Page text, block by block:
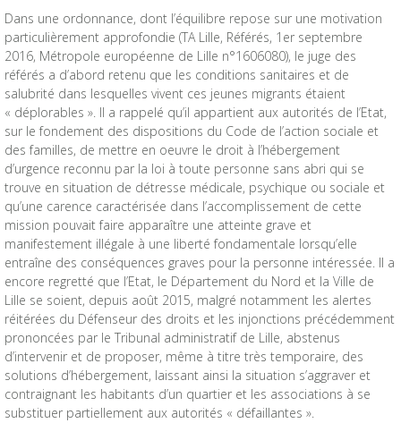
Dans une ordonnance, dont l’équilibre repose sur une motivation
particulièrement approfondie (TA Lille, Référés, 1er septembre
2016, Métropole européenne de Lille n°1606080), le juge des
référés a d’abord retenu que les conditions sanitaires et de
salubrité dans lesquelles vivent ces jeunes migrants étaient
« déplorables ». Il a rappelé qu’il appartient aux autorités de l’Etat,
sur le fondement des dispositions du Code de l’action sociale et
des familles, de mettre en oeuvre le droit à l’hébergement
d’urgence reconnu par la loi à toute personne sans abri qui se
trouve en situation de détresse médicale, psychique ou sociale et
qu’une carence caractérisée dans l’accomplissement de cette
mission pouvait faire apparaître une atteinte grave et
manifestement illégale à une liberté fondamentale lorsqu’elle
entraîne des conséquences graves pour la personne intéressée. Il a
encore regretté que l’Etat, le Département du Nord et la Ville de
Lille se soient, depuis août 2015, malgré notamment les alertes
réitérées du Défenseur des droits et les injonctions précédemment
prononcées par le Tribunal administratif de Lille, abstenus
d’intervenir et de proposer, même à titre très temporaire, des
solutions d’hébergement, laissant ainsi la situation s’aggraver et
contraignant les habitants d’un quartier et les associations à se
substituer partiellement aux autorités « défaillantes ».